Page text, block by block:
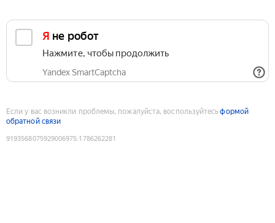
Я не робот
Нажмите, чтобы продолжить
Yandex SmartCaptcha
Если у вас возникли проблемы, пожалуйста, воспользуйтесьформой
обратной связи
9193568075929006975:1786262281